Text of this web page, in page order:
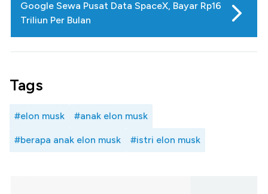
Google Sewa Pusat Data SpaceX, Bayar Rp16
Triliun Per Bulan
Tags
#elon musk #anak elon musk
#berapa anak elon musk #istri elon musk